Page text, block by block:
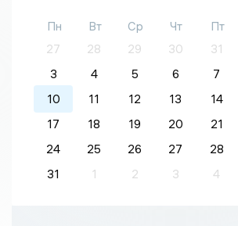
Пн Вт Ср Чт Пт
27
28 29 30 31
3
4 5 6 7
10
11 12 13 14
17
18 19 20 21
24
25 26 27 28
31
1 2 3 4